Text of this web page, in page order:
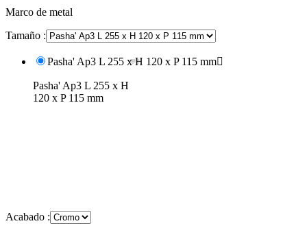
Marco de metal
Tamaño :
Pasha' Ap3 L 255 x H 120 x P 115 mm
Pasha' Ap3 L 255 x H
120 x P 115 mm
Acabado :